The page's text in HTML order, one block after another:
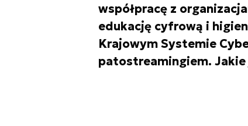
współpracę z
edukację cyfrową i
Krajowym Systemie
patostreamingiem.